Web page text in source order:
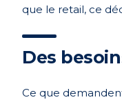
que le retail, ce
Des
Ce que